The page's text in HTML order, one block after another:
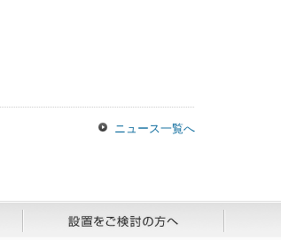
ニュース一覧へ